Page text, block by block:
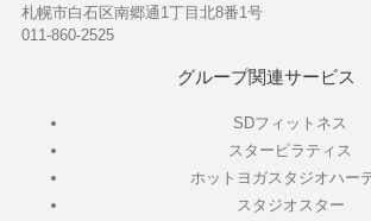
札幌市白石区南郷通1丁目北8番1号
011-860-2525
グループ関連サービス
SDフィットネス
スターピラティス
ホットヨガスタジオハー
スタジオスター